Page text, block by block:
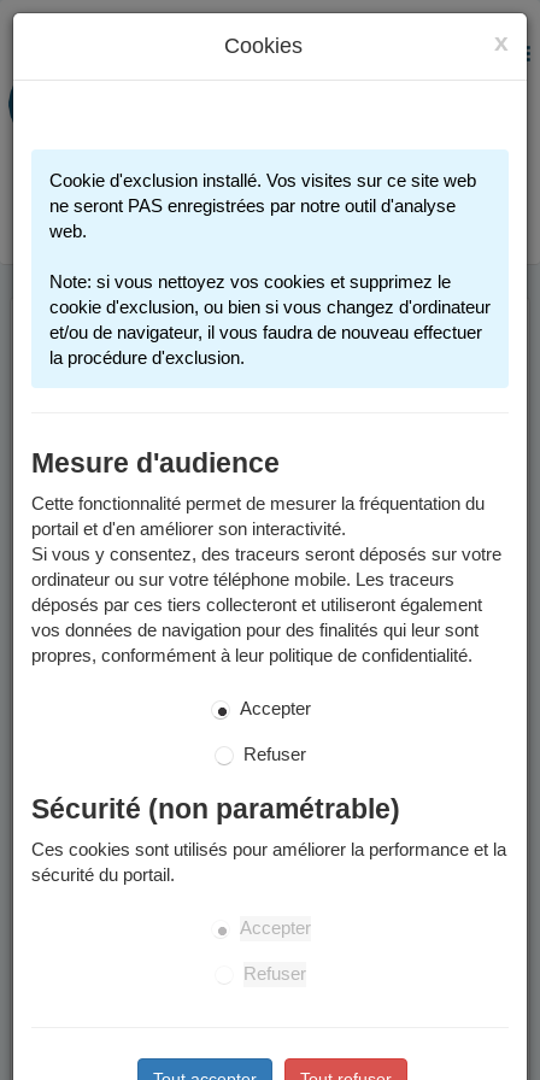
PORTAIL FAMILLE
Connexion
MENU
INSCRIPTION
SCOLAIRE
Vous trouverez ci-dessous des informations générales pour
inscrire votre enfant dans une école publique de Grenoble.
Pour des informations spécifiques aux années scolaires
reportez-vous aux pages concernées :
année scolaire 2025-2026
année scolaire 2026-2027
Merci d'en prendre connaissance avant de commencer toute
Périmètre scolaire
Votre enfant sera inscrit dans l'école du périmètre scolaire
rattaché à votre domicile.
à quelle école est rattachée mon adresse ?
régulièrement et peuvent changer les adresses affectées à une
Les étapes
x
Cookies
Cookie d'exclusion installé. Vos visites sur ce site web
ne seront PAS enregistrées par notre outil d'analyse
web.
Note: si vous nettoyez vos cookies et supprimez le
cookie d'exclusion, ou bien si vous changez d'ordinateur
et/ou de navigateur, il vous faudra de nouveau effectuer
la procédure d'exclusion.
Mesure d'audience
Cette fonctionnalité permet de mesurer la fréquentation du
portail et d'en améliorer son interactivité.
Si vous y consentez, des traceurs seront déposés sur votre
ordinateur ou sur votre téléphone mobile. Les traceurs
déposés par ces tiers collecteront et utiliseront également
vos données de navigation pour des finalités qui leur sont
propres, conformément à leur politique de confidentialité.
Accepter
Refuser
Sécurité (non paramétrable)
Ces cookies sont utilisés pour améliorer la performance et la
sécurité du portail.
Accepter
Refuser